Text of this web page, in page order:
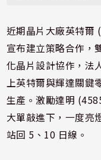
近期晶片大廠英特爾
宣布建立策略合作，
化晶片設計協作，法
上英特爾與輝達關
生產。激勵達明
大單敲進下，一度亮
站回 5、10 日線。